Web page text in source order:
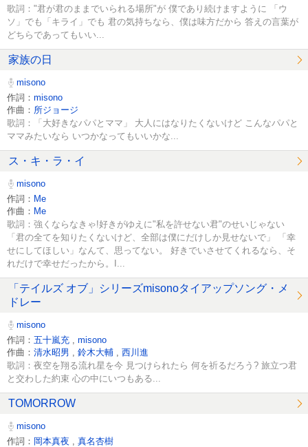
歌詞："君が君のままでいられる場所"が 僕であり続けますように 「ウ
ソ」でも「キライ」でも 君の気持ちなら、僕は味方だから 答えの言葉が
どちらであってもいい...
家族の日
misono
作詞： misono
作曲： 所ジョージ
歌詞：「大好きなパパとママ」 大人にはなりたくないけど こんなパパと
ママみたいなら いつかなってもいいかな...
ス・キ・ラ・イ
misono
作詞： Me
作曲： Me
歌詞：強くならなきゃ!好きがゆえに"私を許せない君"のせいじゃない
「君の全てを知りたくないけど、全部は僕にだけしか見せないで」 「幸
せにしてほしい」なんて、思ってない。 好きでいさせてくれるなら、そ
れだけで幸せだったから。I...
「テイルズ オブ」シリーズmisonoタイアップソング・メ
ドレー
misono
作詞： 五十嵐充
misono
作曲： 清水昭男 鈴木大輔 西川進
歌詞：夜空を翔る流れ星を今 見つけられたら 何を祈るだろう? 旅立つ君
と交わした約束 心の中にいつもある...
TOMORROW
misono
作詞： 岡本真夜
真名杏樹